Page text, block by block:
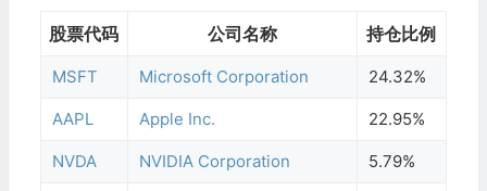
股票代码 公司名称 持仓比例
MSFT Microsoft Corporation 24.32%
AAPL Apple Inc. 22.95%
NVDA NVIDIA Corporation 5.79%